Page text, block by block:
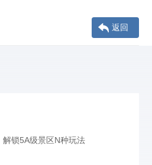
返回
锁5A级景区N种玩法